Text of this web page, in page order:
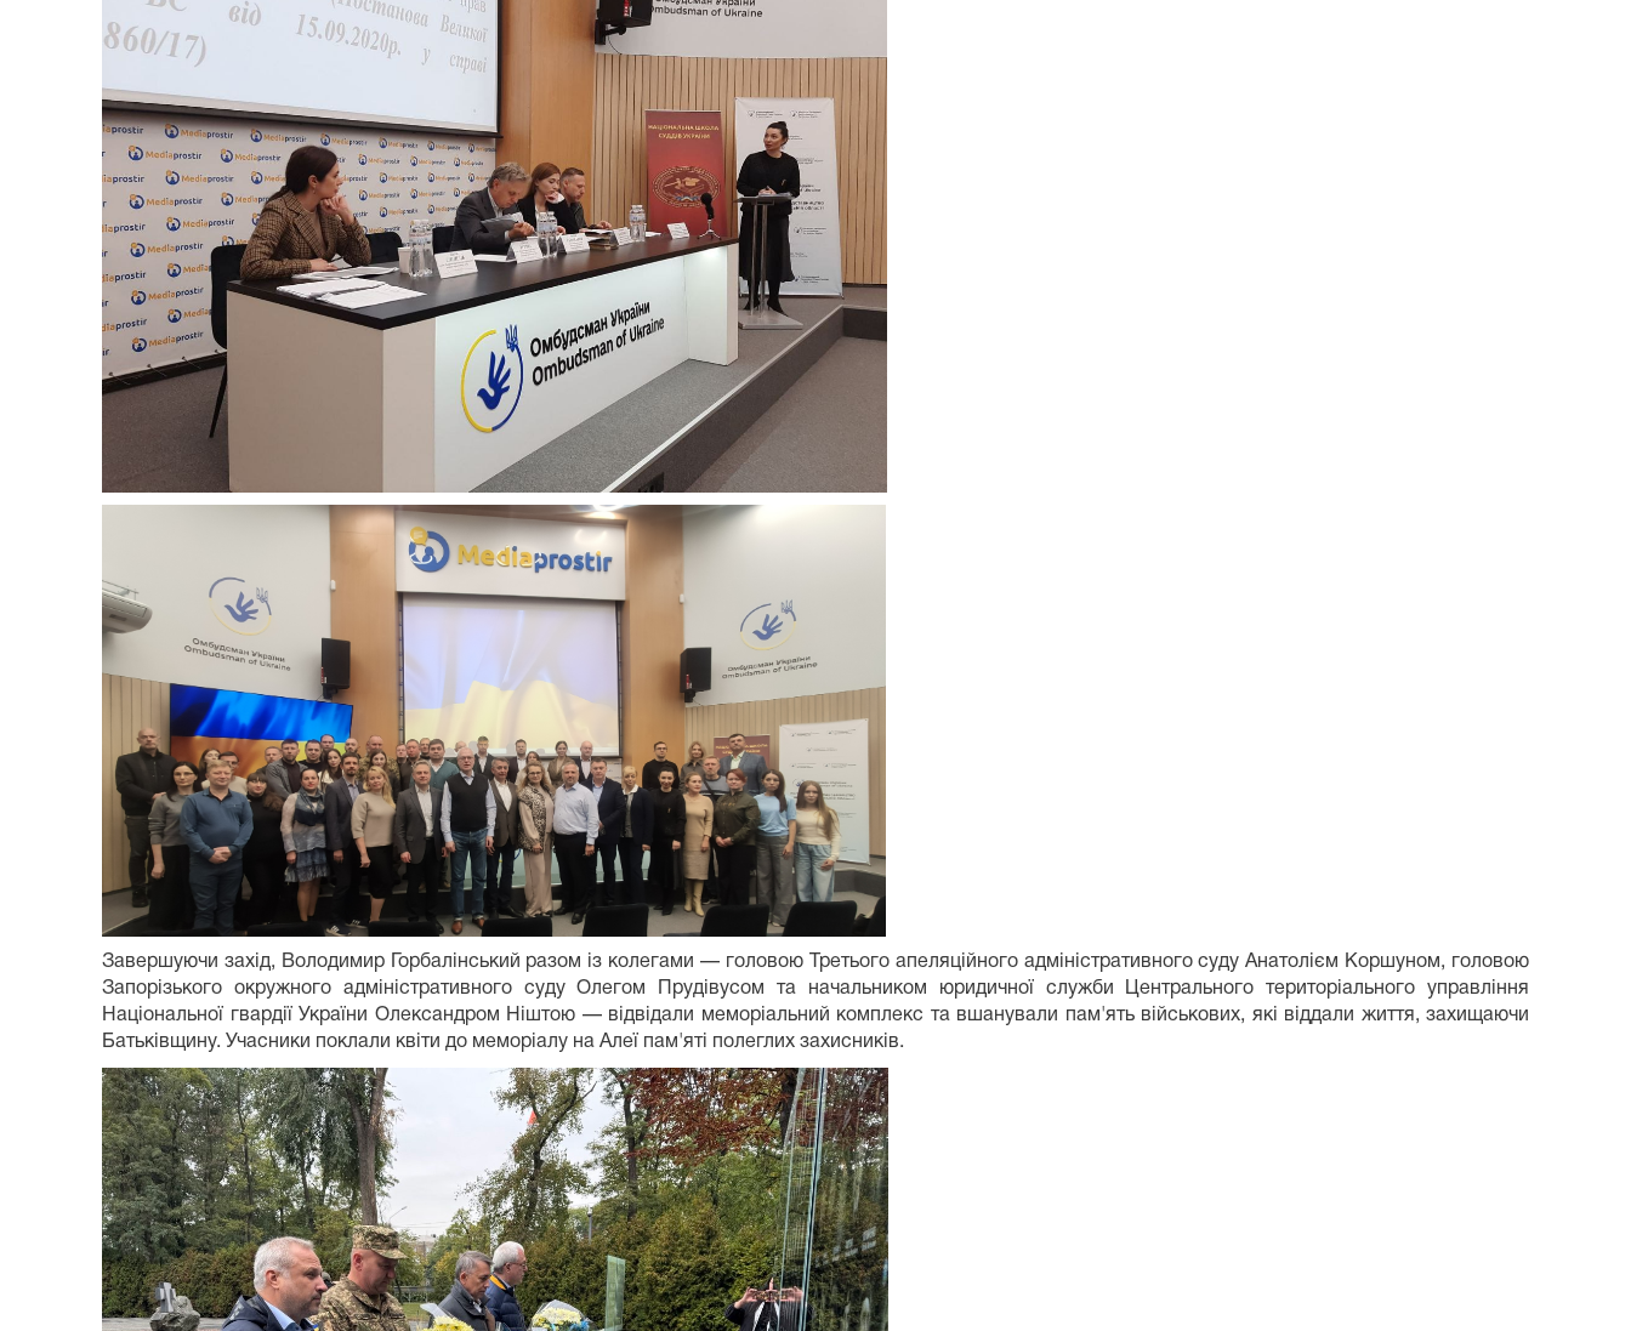
Завершуючи захід, Володимир Горбалінський разом із колегами — головою Третього апеляційного адміністративного суду Анатолієм Коршуном, головою
Запорізького окружного адміністративного суду Олегом Прудівусом та начальником юридичної служби Центрального територіального управління
Національної гвардії України Олександром Ніштою — відвідали меморіальний комплекс та вшанували пам'ять військових, які віддали життя, захищаючи
Батьківщину. Учасники поклали квіти до меморіалу на Алеї пам'яті полеглих захисників.